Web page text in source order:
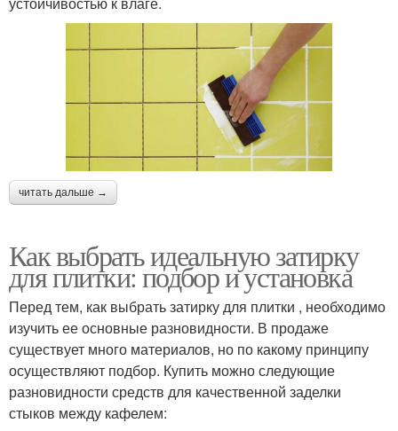
читать дальше →
Как выбрать идеальную затирку
для плитки: подбор и установка
Перед тем, как выбрать затирку для плитки , необходимо
изучить ее основные разновидности. В продаже
существует много материалов, но по какому принципу
осуществляют подбор. Купить можно следующие
разновидности средств для качественной заделки
стыков между кафелем: